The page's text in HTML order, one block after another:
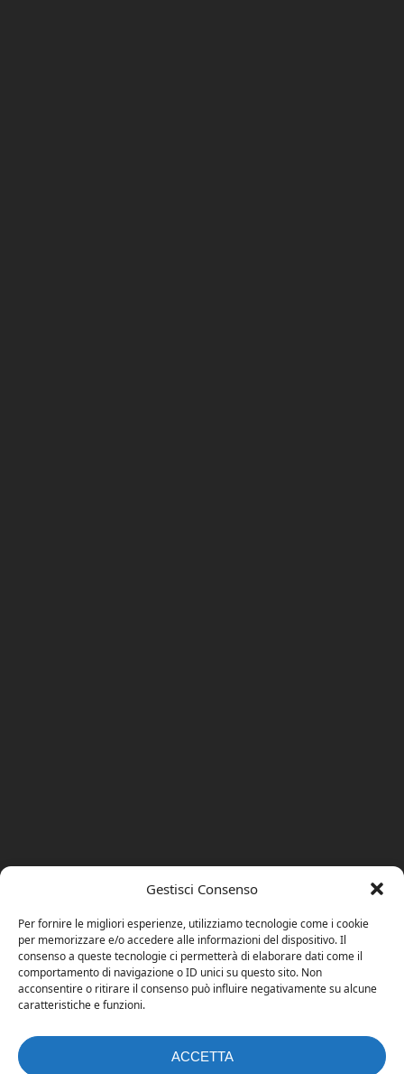
Gestisci Consenso
Per fornire le migliori esperienze, utilizziamo tecnologie come i cookie
per memorizzare e/o accedere alle informazioni del dispositivo. Il
consenso a queste tecnologie ci permetterà di elaborare dati come il
comportamento di navigazione o ID unici su questo sito. Non
acconsentire o ritirare il consenso può influire negativamente su alcune
caratteristiche e funzioni.
ACCETTA